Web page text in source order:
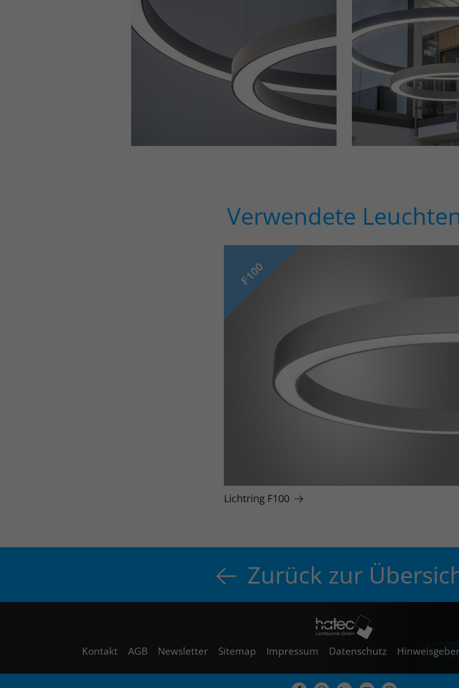
Verwendete
Lichtring F100
Zurück zur
Kontakt AGB Newsletter Sitemap Impressum Datenschutz